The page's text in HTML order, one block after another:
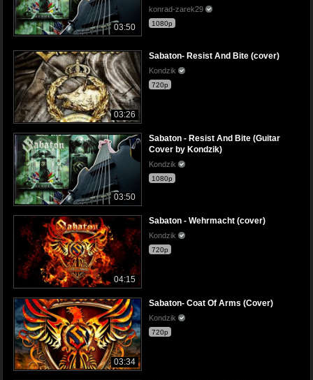
03:50
konrad-zarek29
1080p
03:26
Sabaton- Resist And Bite (cover)
Kondzik
720p
03:50
Sabaton - Resist And Bite (Guitar
Cover by Kondzik)
Kondzik
1080p
04:15
Sabaton - Wehrmacht (cover)
Kondzik
720p
03:34
Sabaton- Coat Of Arms (Cover)
Kondzik
720p